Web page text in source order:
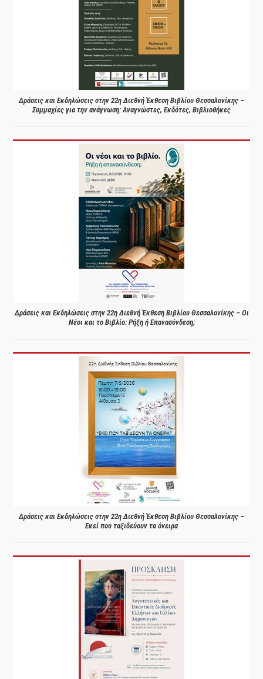
Δράσεις και Εκδηλώσεις στην 22η Διεθνή Έκθεση Βιβλίου Θεσσαλονίκης –
Συμμαχίες για την ανάγνωση: Αναγνώστες, Εκδότες, Βιβλιοθήκες
Δράσεις και Εκδηλώσεις στην 22η Διεθνή Έκθεση Βιβλίου Θεσσαλονίκης – Οι
Νέοι και το Βιβλίο: Ρήξη ή Επανασύνδεση;
Δράσεις και Εκδηλώσεις στην 22η Διεθνή Έκθεση Βιβλίου Θεσσαλονίκης –
Εκεί που ταξιδεύουν τα όνειρα